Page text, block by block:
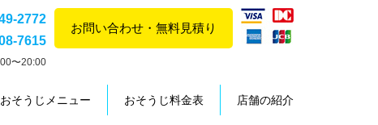
2772
7615
〜20:00
お問い合わせ・無料見積り
そうじメニュー おそうじ料金表 店舗の紹介